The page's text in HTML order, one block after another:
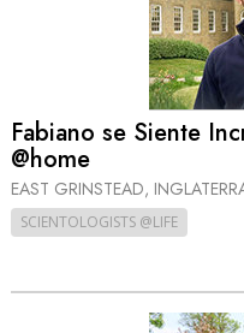
Fabiano se Siente
@home
EAST GRINSTEAD,
SCIENTOLOGISTS @LIFE